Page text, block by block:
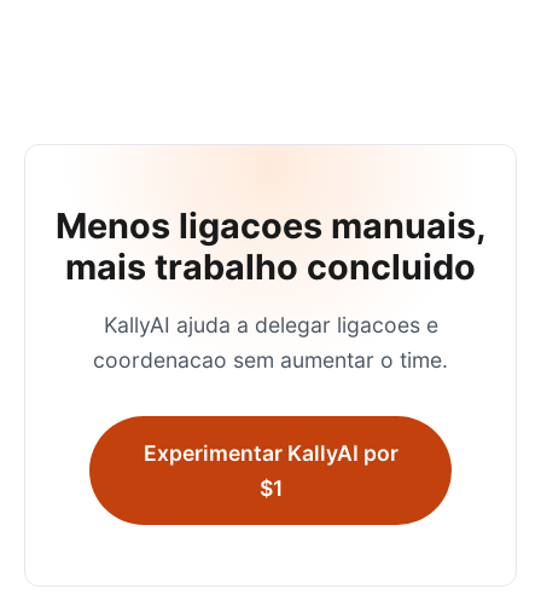
Menos ligacoes manuais,
mais trabalho concluido
KallyAI ajuda a delegar ligacoes e
coordenacao sem aumentar o time.
Experimentar KallyAI por
$1